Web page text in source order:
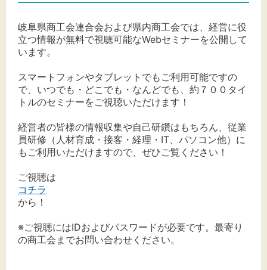
文字サイズ
標準 拡大
背景色
黒 白 黄
岐阜県商工会連合会および県内商工会では、経営に役
立つ情報が無料で視聴可能なWebセミナーを公開して
います。
スマートフォンやタブレットでもご利用可能ですの
で、いつでも・どこでも・なんどでも、約７００タイ
トルのセミナーをご視聴いただけます！
経営者の皆様の情報収集や自己研鑽はもちろん、従業
員研修（人材育成・接客・経理・IT、パソコン他）に
もご利用いただけますので、ぜひご覧ください！
ご視聴は
コチラ
から！
※ご視聴にはIDおよびパスワードが必要です。最寄り
の商工会までお問い合わせください。